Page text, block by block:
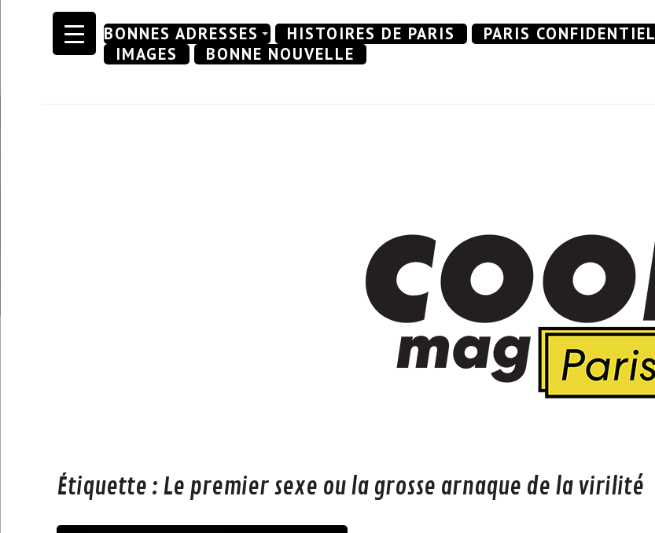
Skip
BONNES ADRESSES HISTOIRES DE PARIS PARIS CONFIDENTIEL
IMAGES
BONNE NOUVELLE
Étiquette : Le premier sexe ou la grosse arnaque de la virilité